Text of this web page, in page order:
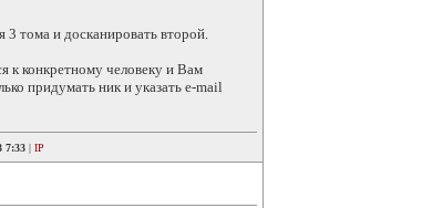
тома и досканировать второй.
к конкретному человеку и Вам
придумать ник и указать e-mail
7:33 | IP